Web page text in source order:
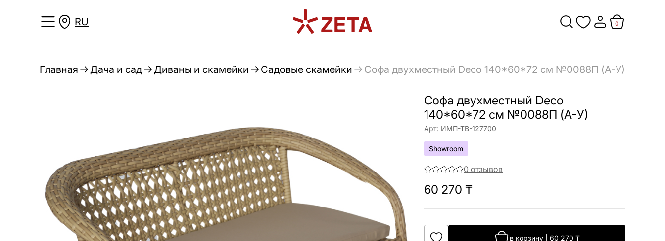
RU 0
Главная Дача и сад Диваны и скамейки Садовые скамейки Софа двухместный Deco 140*60*72 см №0088П (A-У)
Софа двухместный Deco
140*60*72 см №0088П (A-У)
Арт: ИМП-ТВ-127700
Showroom
0 отзывов
60 270 ₸
в корзину |60 270 ₸